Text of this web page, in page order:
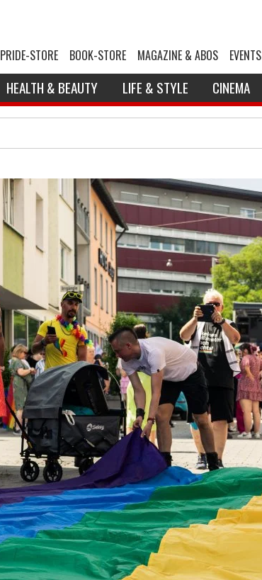
PRIDE-STORE BOOK-STORE MAGAZINE & ABOS EVENTS
HEALTH & BEAUTY LIFE & STYLE CINEMA